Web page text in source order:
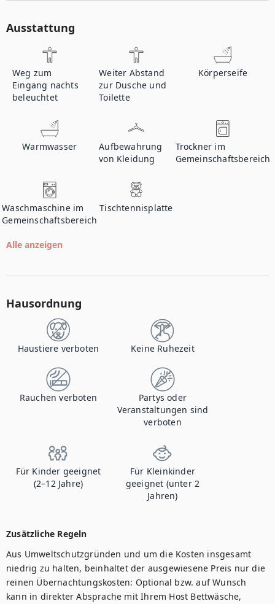
Ausstattung
Weg zum
Eingang nachts
beleuchtet
Weiter Abstand
zur Dusche und
Toilette
Körperseife
Warmwasser
Aufbewahrung
von Kleidung
Trockner im
Gemeinschaftsbereich
Waschmaschine im
Gemeinschaftsbereich
Tischtennisplatte
Alle anzeigen
Hausordnung
Haustiere verboten Keine Ruhezeit
Rauchen verboten
Partys oder
Veranstaltungen sind
verboten
Für Kinder geeignet
(2–12 Jahre)
Für Kleinkinder
geeignet (unter 2
Jahren)
Zusätzliche Regeln
Aus Umweltschutzgründen und um die Kosten insgesamt
niedrig zu halten, beinhaltet der ausgewiesene Preis nur die
reinen Übernachtungskosten: Optional bzw. auf Wunsch
kann in direkter Absprache mit Ihrem Host Bettwäsche,